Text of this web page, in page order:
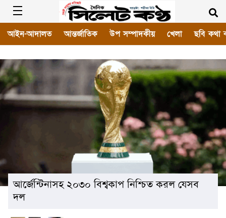
আইন-আদালত আন্তর্জাতিক উপ সম্পাদকীয় খেলা ছবি কথা
আর্জেন্টিনাসহ ২০৩০ বিশ্বকাপ নিশ্চিত করল যেসব
দল